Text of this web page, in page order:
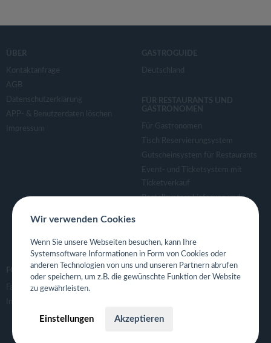
ÜBER
Kontaktanfrage
AGB
Datenschutzerklärung
APP- & Benutzerdaten löschen
Impressum
GASTROGUIDE
Deutschland
FÜR RESTAURANTS UND
GASTRONOMEN
Für Gastronomen
Tisch Reservierungsystem
Gutscheinsystem für Restaurants
Event- und Ticketsystem mit
Ticketverkauf
Bestellsystem Lieferung und
Eigene App für Restaurant
FOLGE UNS
Facebook
Instagram
Wir verwenden Cookies
Wenn Sie unsere Webseiten besuchen, kann Ihre
Systemsoftware Informationen in Form von Cookies oder
anderen Technologien von uns und unseren Partnern abrufen
oder speichern, um z.B. die gewünschte Funktion der Website
zu gewährleisten.
Einstellungen Akzeptieren